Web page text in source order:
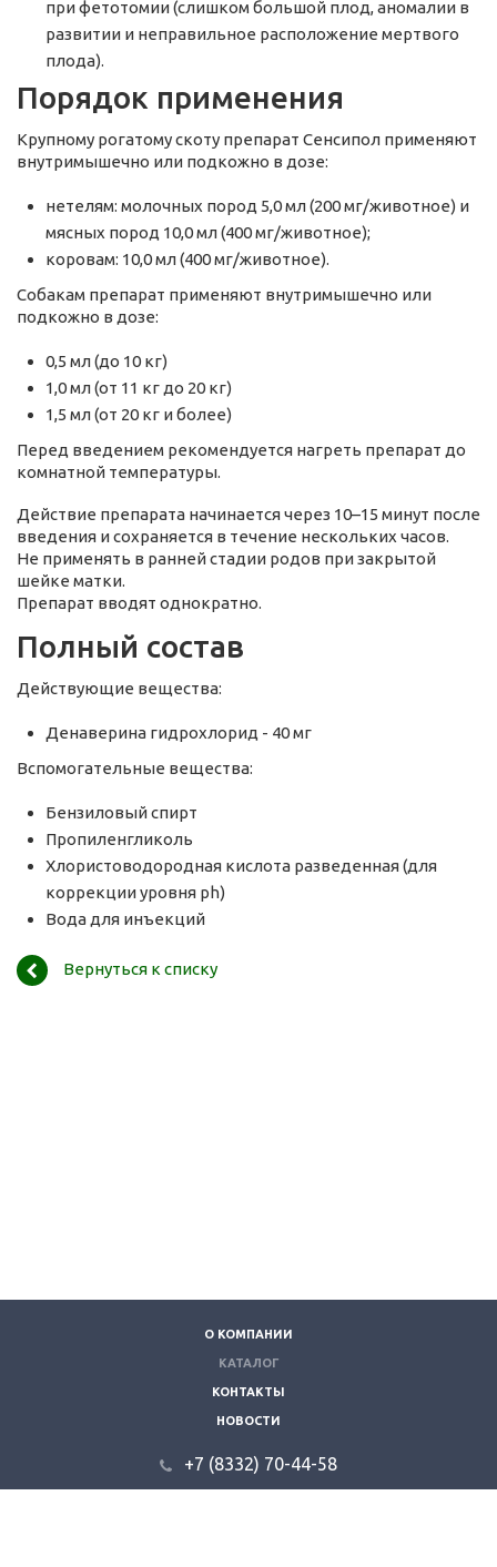
при фетотомии (слишком большой плод, аномалии в
развитии и неправильное расположение мертвого
плода).
Порядок применения
Крупному рогатому скоту препарат Сенсипол применяют
внутримышечно или подкожно в дозе:
нетелям: молочных пород 5,0 мл (200 мг/животное) и
мясных пород 10,0 мл (400 мг/животное);
коровам: 10,0 мл (400 мг/животное).
Собакам препарат применяют внутримышечно или
подкожно в дозе:
0,5 мл (до 10 кг)
1,0 мл (от 11 кг до 20 кг)
1,5 мл (от 20 кг и более)
Перед введением рекомендуется нагреть препарат до
комнатной температуры.
Действие препарата начинается через 10–15 минут после
введения и сохраняется в течение нескольких часов.
Не применять в ранней стадии родов при закрытой
шейке матки.
Препарат вводят однократно.
Полный состав
Действующие вещества:
Денаверина гидрохлорид - 40 мг
Вспомогательные вещества:
Бензиловый спирт
Пропиленгликоль
Хлористоводородная кислота разведенная (для
коррекции уровня ph)
Вода для инъекций
Вернуться к списку
О КОМПАНИИ
КАТАЛОГ
КОНТАКТЫ
НОВОСТИ
+7 (8332) 70-44-58